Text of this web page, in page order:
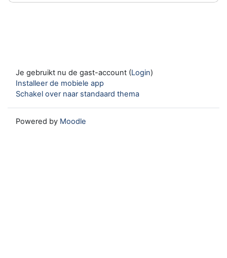
Je gebruikt nu de gast-account (Login)
Installeer de mobiele app
Schakel over naar standaard thema
Powered by Moodle